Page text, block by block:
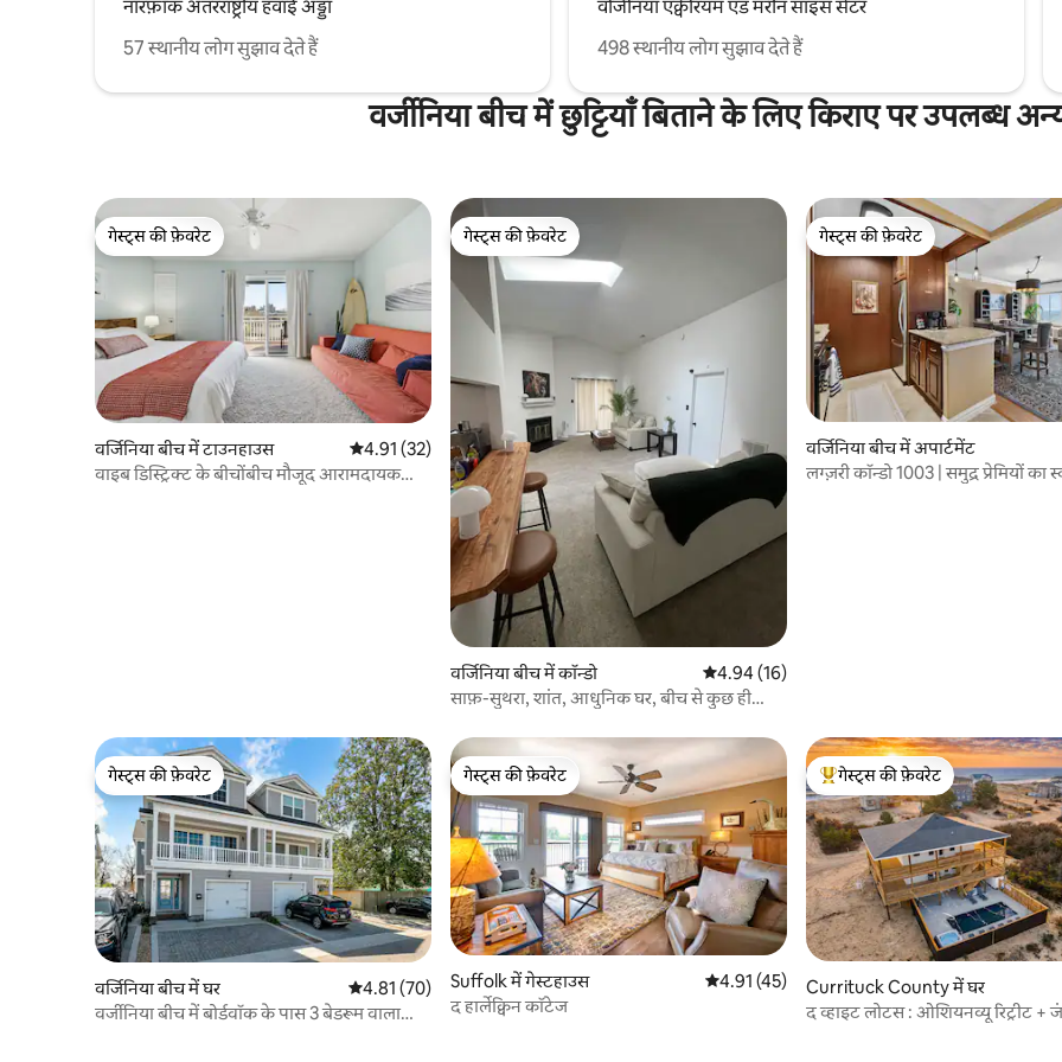
नॉरफ़ॉक अंतरराष्ट्रीय हवाई अड्डा
57 स्थानीय लोग सुझाव देते हैं
वर्जिनिया एक्वेरियम एंड मरीन साइंस सेंटर
498 स्थानीय लोग सुझाव देते हैं
वर्जीनिया बीच में छुट्टियाँ बिताने के लिए किराए पर उपलब्ध
गेस्ट्स की फ़ेवरेट
गेस्ट्स की फ़ेवरेट
वर्जिनिया बीच में टाउनहाउस औसत रेटिंग 5 में से 4.91, 32 समीक्षाएँ
4.91 (32)
वाइब डिस्ट्रिक्ट के बीचोंबीच मौजूद आरामदायक
गेस्ट्स की फ़ेवरेट
गेस्ट्स की फ़ेवरेट
वर्जिनिया बीच में कॉन्डो औसत रेटिंग 5 में से 4.94, 16 समीक्षाएँ
4.94 (16)
साफ़-सुथरा, शांत, आधुनिक घर, बीच से कुछ ही
गेस्ट्स की फ़ेवरेट
गेस्ट्स की फ़ेवरेट
वर्जिनिया बीच में अपार्टमेंट
लग्ज़री कॉन्डो 1003 | समुद्र प्रेमियों का
गेस्ट्स की फ़ेवरेट
गेस्ट्स की फ़ेवरेट
वर्जिनिया बीच में घर औसत रेटिंग 5 में से 4.81, 70 समीक्षाएँ
4.81 (70)
वर्जीनिया बीच में बोर्डवॉक के पास 3 बेडरूम वाला
गेस्ट्स की फ़ेवरेट
गेस्ट्स की फ़ेवरेट
Suffolk में गेस्टहाउस औसत रेटिंग 5 में से 4.91, 45 समीक्षाएँ
4.91 (45)
द हार्लेक्विन कॉटेज
गेस्ट्स का टॉप फ़ेवरेट
गेस्ट्स की फ़ेवरेट
Currituck County में घर
द व्हाइट लोटस : ओशियनव्यू रिट्रीट +